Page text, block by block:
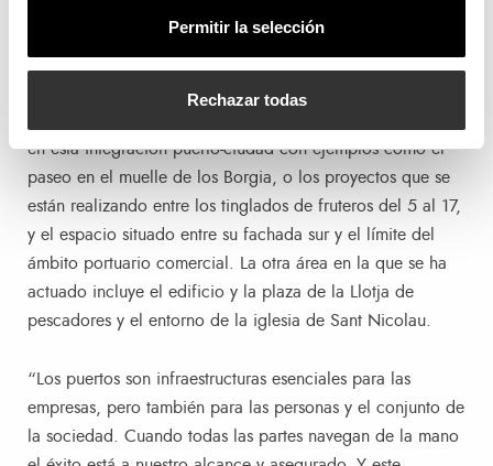
Permitir la selección
Rechazar todas
ambos se puede ver en la presentación que hoy hemos
realizado en Fitur”.
en esta integración puerto-ciudad con ejemplos como el
paseo en el muelle de los Borgia, o los proyectos que se
están realizando entre los tinglados de fruteros del 5 al 17,
y el espacio situado entre su fachada sur y el límite del
ámbito portuario comercial. La otra área en la que se ha
actuado incluye el edificio y la plaza de la Llotja de
pescadores y el entorno de la iglesia de Sant Nicolau.
“Los puertos son infraestructuras esenciales para las
empresas, pero también para las personas y el conjunto de
la sociedad. Cuando todas las partes navegan de la mano